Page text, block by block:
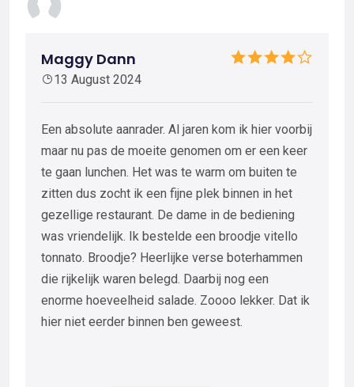
Maggy Dann
13 August 2024
Een absolute aanrader. Al jaren kom ik hier voorbij
maar nu pas de moeite genomen om er een keer
te gaan lunchen. Het was te warm om buiten te
zitten dus zocht ik een fijne plek binnen in het
gezellige restaurant. De dame in de bediening
was vriendelijk. Ik bestelde een broodje vitello
tonnato. Broodje? Heerlijke verse boterhammen
die rijkelijk waren belegd. Daarbij nog een
enorme hoeveelheid salade. Zoooo lekker. Dat ik
hier niet eerder binnen ben geweest.